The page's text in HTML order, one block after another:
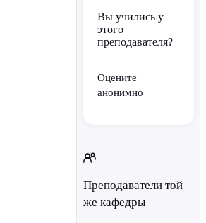
Вы учились у
этого
преподавателя?
Оцените
анонимно
Преподаватели той
же кафедры